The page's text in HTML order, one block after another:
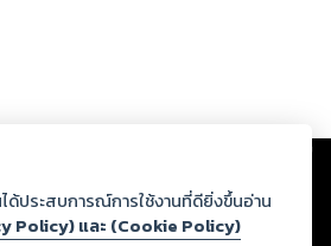
ผ่านเว็บไซต์และปรากฏว่าละเมิดสิทธิใน
หรือขัดต่อกฎหมายและศีลธรรม ดังนั้น ผู้อ่าน
รกลั่นกรองด้วยตนเอง และหากท่านพบว่าส่วน
ด้ประสบการณ์การใช้งานที่ดียิ่งขึ้นอ่าน
Policy) และ (Cookie Policy)